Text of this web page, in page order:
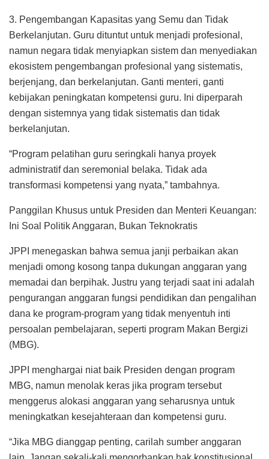
3. Pengembangan Kapasitas yang Semu dan Tidak
Berkelanjutan. Guru dituntut untuk menjadi profesional,
namun negara tidak menyiapkan sistem dan menyediakan
ekosistem pengembangan profesional yang sistematis,
berjenjang, dan berkelanjutan. Ganti menteri, ganti
kebijakan peningkatan kompetensi guru. Ini diperparah
dengan sistemnya yang tidak sistematis dan tidak
berkelanjutan.
“Program pelatihan guru seringkali hanya proyek
administratif dan seremonial belaka. Tidak ada
transformasi kompetensi yang nyata,” tambahnya.
Panggilan Khusus untuk Presiden dan Menteri Keuangan:
Ini Soal Politik Anggaran, Bukan Teknokratis
JPPI menegaskan bahwa semua janji perbaikan akan
menjadi omong kosong tanpa dukungan anggaran yang
memadai dan berpihak. Justru yang terjadi saat ini adalah
pengurangan anggaran fungsi pendidikan dan pengalihan
dana ke program-program yang tidak menyentuh inti
persoalan pembelajaran, seperti program Makan Bergizi
(MBG).
JPPI menghargai niat baik Presiden dengan program
MBG, namun menolak keras jika program tersebut
menggerus alokasi anggaran yang seharusnya untuk
meningkatkan kesejahteraan dan kompetensi guru.
“Jika MBG dianggap penting, carilah sumber anggaran